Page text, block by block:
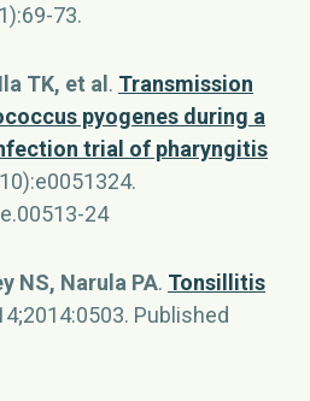
73.
TK, et al. Transmission
pyogenes during a
trial of pharyngitis
24
NS, Narula PA. Tonsillitis
Published